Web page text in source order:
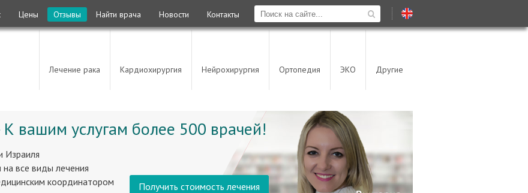
Цены Отзывы Найти врача Новости Контакты
Лечение рака Кардиохирургия Нейрохирургия Ортопедия ЭКО Другие
вашим услугам более 500 врачей!
Израиля
все виды лечения
координатором
Получить стоимость лечения